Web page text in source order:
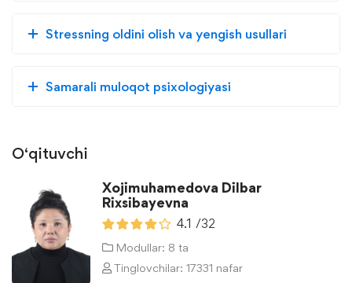
Stressning oldini olish va yengish usullari
Samarali muloqot psixologiyasi
O‘qituvchi
Xojimuhamedova Dilbar
Rixsibayevna
4.1 /32
Modullar: 8 ta
Tinglovchilar: 17331 nafar